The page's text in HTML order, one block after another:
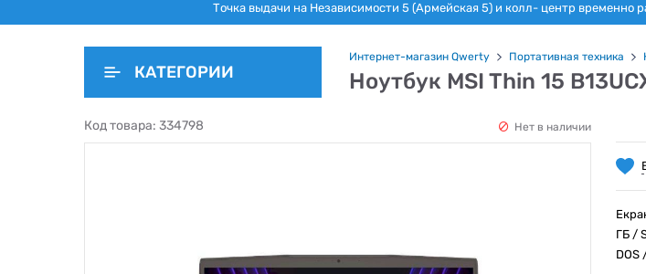
Точка выдачи на Независимости 5 (Армейская 5) и колл- центр временно
КАТЕГОРИИ
Интернет-магазин Qwerty Портативная техника
Ноутбук MSI Thin 15
Код товара: 334798 Нет в наличии
ГБ /
DOS